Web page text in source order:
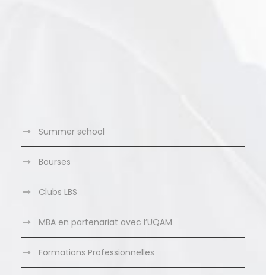
Summer school
Bourses
Clubs LBS
MBA en partenariat avec l’UQAM
Formations Professionnelles